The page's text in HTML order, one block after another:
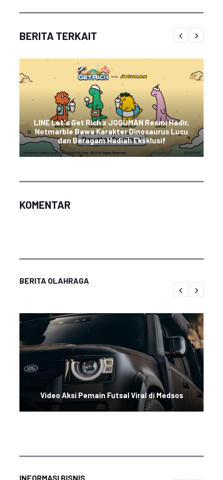
BERITA TERKAIT
LINE Let's Get Rich x JOGUMAN Resmi Hadir,
Netmarble Bawa Karakter Dinosaurus Lucu
dan Beragam Hadiah Eksklusif
KOMENTAR
BERITA OLAHRAGA
Video Aksi Pemain Futsal Viral di Medsos
INFORMASI BISNIS